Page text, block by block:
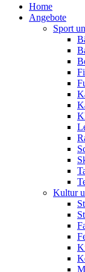
Home
Angebote
Sport
Kultur